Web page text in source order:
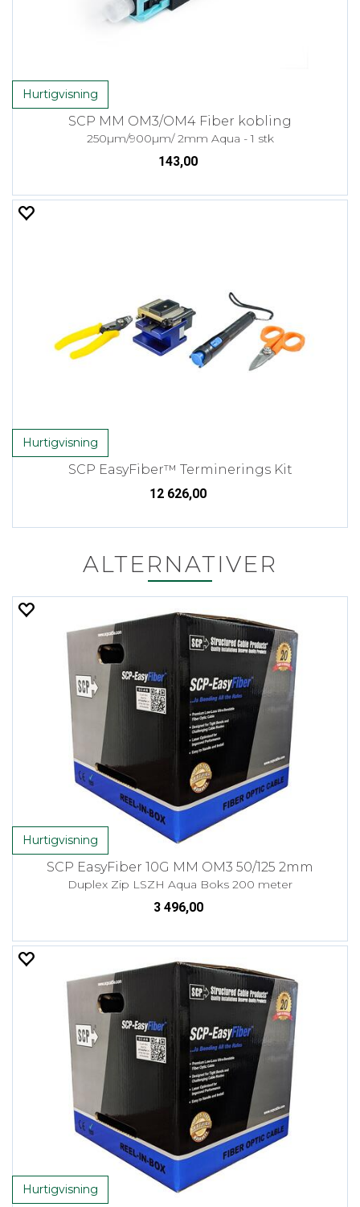
Hurtigvisning
SCP MM OM3/OM4 Fiber kobling
250µm/900µm/ 2mm Aqua - 1 stk
143,00
Hurtigvisning
SCP EasyFiber™ Terminerings Kit
12 626,00
ALTERNATIVER
Hurtigvisning
SCP EasyFiber 10G MM OM3 50/125 2mm
Duplex Zip LSZH Aqua Boks 200 meter
3 496,00
Hurtigvisning